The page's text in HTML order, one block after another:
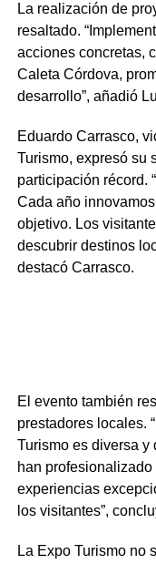
La realización de
resaltado.
acciones concretas,
Caleta Córdova,
desarrollo”, añadió
Eduardo Carrasco,
Turismo, expresó su
participación récord.
Cada año
objetivo. Los
descubrir destinos
destacó Carrasco.
El evento también
prestadores locales.
Turismo es diversa y
han
experiencias
los visitantes”,
La Expo Turismo no